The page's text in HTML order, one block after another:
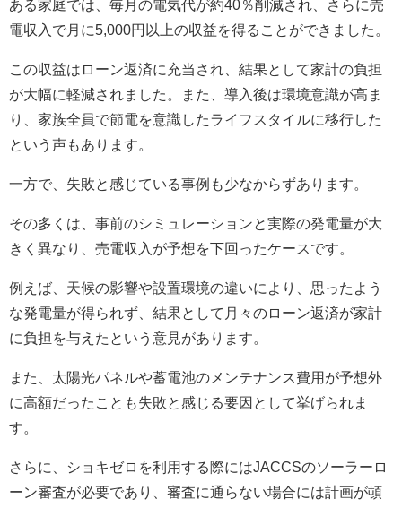
ある家庭では、毎月の電気代が約40％削減され、さらに売
電収入で月に5,000円以上の収益を得ることができました。
この収益はローン返済に充当され、結果として家計の負担
が大幅に軽減されました。また、導入後は環境意識が高ま
り、家族全員で節電を意識したライフスタイルに移行した
という声もあります。
一方で、失敗と感じている事例も少なからずあります。
その多くは、事前のシミュレーションと実際の発電量が大
きく異なり、売電収入が予想を下回ったケースです。
例えば、天候の影響や設置環境の違いにより、思ったよう
な発電量が得られず、結果として月々のローン返済が家計
に負担を与えたという意見があります。
また、太陽光パネルや蓄電池のメンテナンス費用が予想外
に高額だったことも失敗と感じる要因として挙げられま
す。
さらに、ショキゼロを利用する際にはJACCSのソーラーロ
ーン審査が必要であり、審査に通らない場合には計画が頓